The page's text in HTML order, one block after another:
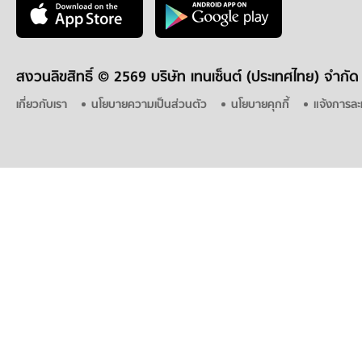
สงวนลิขสิทธิ์ © 2569 บริษัท เทนเซ็นต์ (ประเทศไทย) จำกัด
เกี่ยวกับเรา นโยบายความเป็นส่วนตัว นโยบายคุกกี้ แจ้งการล